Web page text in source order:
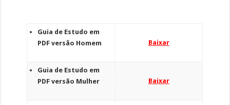
Guia de Estudo em
PDF versão Homem
Baixar
Guia de Estudo em
PDF versão Mulher
Baixar